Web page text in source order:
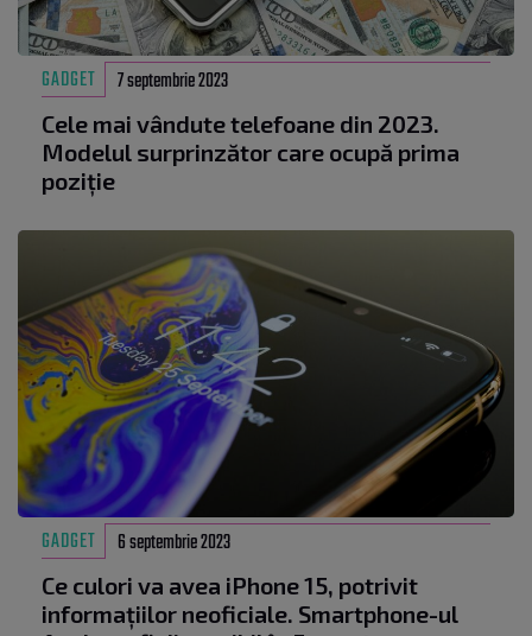
GADGET 7 septembrie 2023
Cele mai vândute telefoane din 2023.
Modelul surprinzător care ocupă prima
poziție
GADGET 6 septembrie 2023
Ce culori va avea iPhone 15, potrivit
informațiilor neoficiale. Smartphone-ul